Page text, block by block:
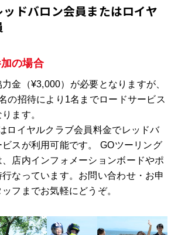
ドバロン会員またはロイヤ
の場合
金（¥3,000）が必要となりますが、
の招待により1名までロードサービス
ます。
ロイヤルクラブ会員料金でレッドバ
ビスが利用可能です。 GOツーリング
店内インフォメーションボードやポ
なっています。お問い合わせ・お申
フまでお気軽にどうぞ。